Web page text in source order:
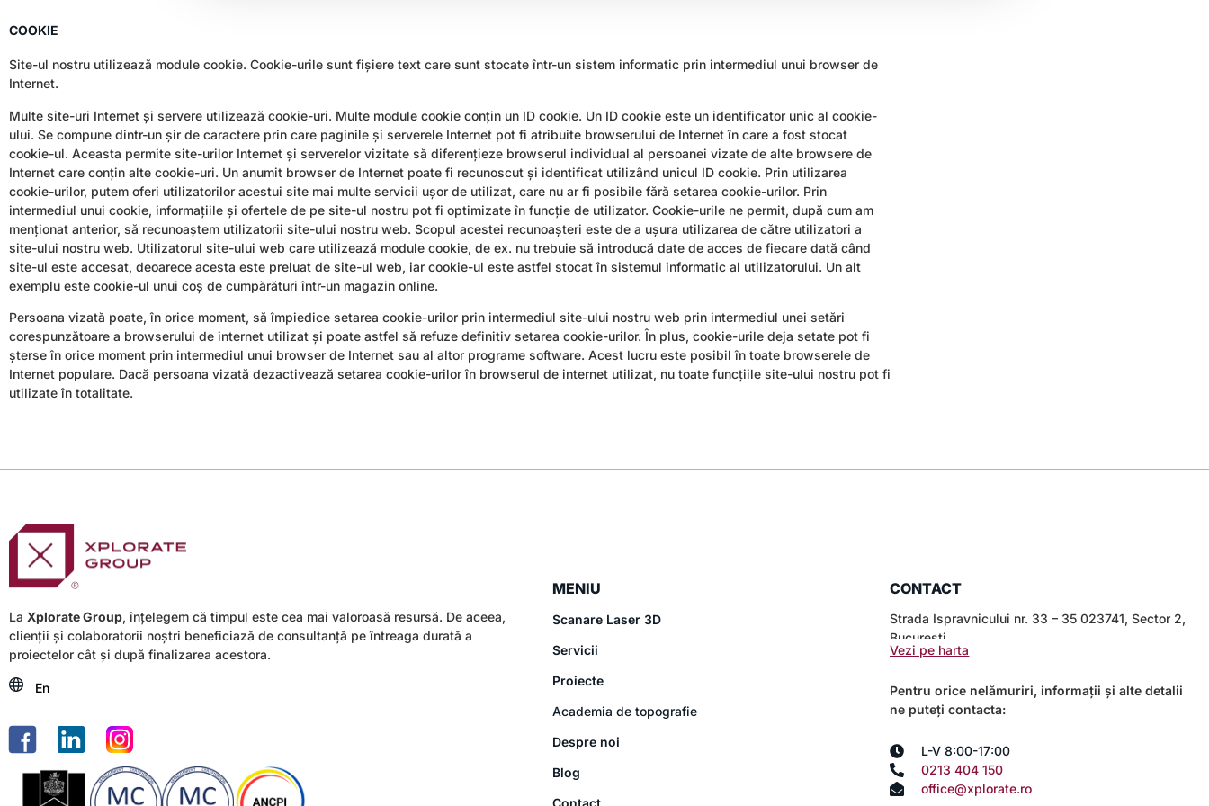
COOKIE
Site-ul nostru utilizează module cookie. Cookie-urile sunt fișiere text care sunt stocate într-un sistem informatic prin intermediul unui browser de
Internet.
Multe site-uri Internet și servere utilizează cookie-uri. Multe module cookie conțin un ID cookie. Un ID cookie este un identificator unic al cookie-
ului. Se compune dintr-un șir de caractere prin care paginile și serverele Internet pot fi atribuite browserului de Internet în care a fost stocat
cookie-ul. Aceasta permite site-urilor Internet și serverelor vizitate să diferențieze browserul individual al persoanei vizate de alte browsere de
Internet care conțin alte cookie-uri. Un anumit browser de Internet poate fi recunoscut și identificat utilizând unicul ID cookie. Prin utilizarea
cookie-urilor, putem oferi utilizatorilor acestui site mai multe servicii ușor de utilizat, care nu ar fi posibile fără setarea cookie-urilor. Prin
intermediul unui cookie, informațiile și ofertele de pe site-ul nostru pot fi optimizate în funcție de utilizator. Cookie-urile ne permit, după cum am
menționat anterior, să recunoaștem utilizatorii site-ului nostru web. Scopul acestei recunoașteri este de a ușura utilizarea de către utilizatori a
site-ului nostru web. Utilizatorul site-ului web care utilizează module cookie, de ex. nu trebuie să introducă date de acces de fiecare dată când
site-ul este accesat, deoarece acesta este preluat de site-ul web, iar cookie-ul este astfel stocat în sistemul informatic al utilizatorului. Un alt
exemplu este cookie-ul unui coș de cumpărături într-un magazin online.
Persoana vizată poate, în orice moment, să împiedice setarea cookie-urilor prin intermediul site-ului nostru web prin intermediul unei setări
corespunzătoare a browserului de internet utilizat și poate astfel să refuze definitiv setarea cookie-urilor. În plus, cookie-urile deja setate pot fi
șterse în orice moment prin intermediul unui browser de Internet sau al altor programe software. Acest lucru este posibil în toate browserele de
Internet populare. Dacă persoana vizată dezactivează setarea cookie-urilor în browserul de internet utilizat, nu toate funcțiile site-ului nostru pot fi
utilizate în totalitate.
La Xplorate Group, înțelegem că timpul este cea mai valoroasă resursă. De aceea,
clienții și colaboratorii noștri beneficiază de consultanță pe întreaga durată a
proiectelor cât și după finalizarea acestora.
En
MENIU
Scanare Laser 3D
Servicii
Proiecte
Academia de topografie
Despre noi
Blog
CONTACT
Strada Ispravnicului nr. 33 – 35 023741, Sector 2,
București
Vezi pe harta
Pentru orice nelămuriri, informații și alte detalii
ne puteți contacta:
L-V 8:00-17:00
0213 404 150
office@xplorate.ro